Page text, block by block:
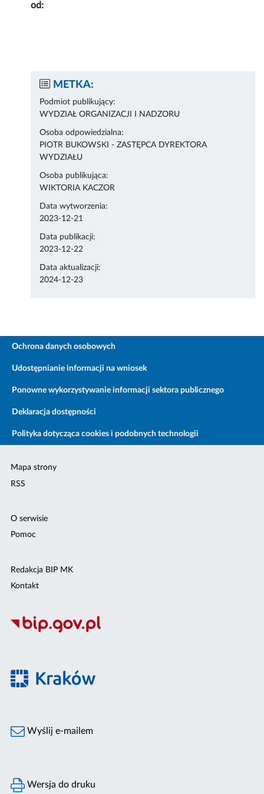
od:
METKA:
Podmiot publikujący:
WYDZIAŁ ORGANIZACJI I NADZORU
Osoba odpowiedzialna:
PIOTR BUKOWSKI - ZASTĘPCA DYREKTORA
WYDZIAŁU
Osoba publikująca:
WIKTORIA KACZOR
Data wytworzenia:
2023-12-21
Data publikacji:
2023-12-22
Data aktualizacji:
2024-12-23
Ochrona danych osobowych
Udostępnianie informacji na wniosek
Ponowne wykorzystywanie informacji sektora publicznego
Deklaracja dostępności
Polityka dotycząca cookies i podobnych technologii
Mapa strony
RSS
O serwisie
Pomoc
Redakcja BIP MK
Kontakt
Wyślij e-mailem
Wersja do druku